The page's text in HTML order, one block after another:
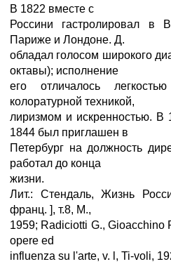
В 1822 вместе с
Россини гастролировал
Париже и Лондоне. Д.
обладал голосом широкого
октавы); исполнение
его отличалось
колоратурной техникой,
лиризмом и искренностью. В
1844 был приглашен в
Петербург на должность
работал до конца
жизни.
Лит.: Стендаль, Жизнь
франц. ], т.8, М.,
1959; Radiciotti G., Gioacchino
opere ed
influenza su l'arte, v. l, Ti-voli,